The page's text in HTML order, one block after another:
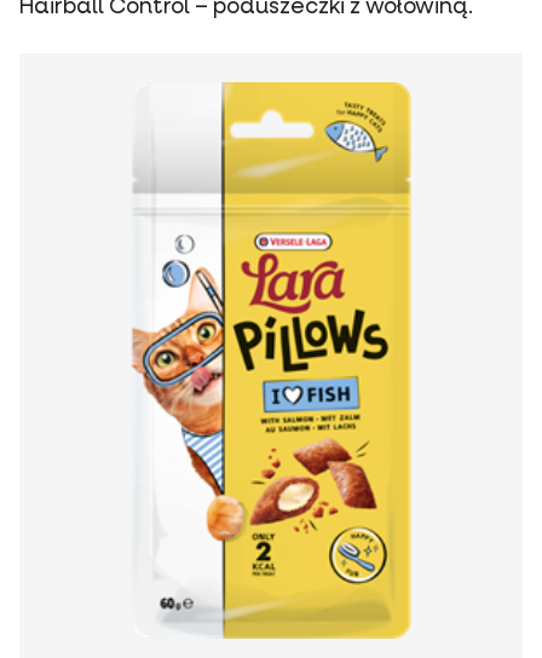
Hairball Control – poduszeczki z wołowiną.